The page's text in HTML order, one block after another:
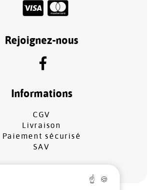
Rejoignez-nous
Informations
CGV
Livraison
Paiement sécurisé
SAV
☝ 🍪